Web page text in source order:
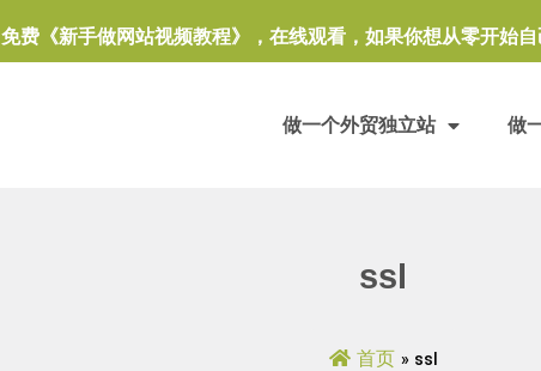
免费《新手做网站视频教程》，在线观看，如果你想从零开始自
做一个外贸独立站 做
ssl
首页 » ssl